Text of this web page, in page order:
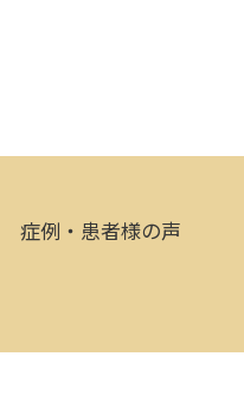
症例・患者様の声